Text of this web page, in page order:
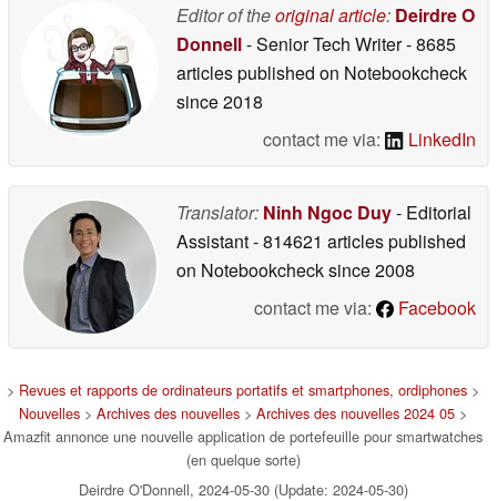
Editor of theoriginal article: Deirdre O
Donnell- Senior Tech Writer- 8685
articles published on Notebookcheck
since 2018
contact me via:
LinkedIn
Translator: Ninh Ngoc Duy- Editorial
Assistant- 814621 articles published
on Notebookchecksince 2008
contact me via:
Facebook
> Revues et rapports de ordinateurs portatifs et smartphones, ordiphones >
Nouvelles > Archives des nouvelles > Archives des nouvelles 2024 05 >
Amazfit annonce une nouvelle application de portefeuille pour smartwatches
(en quelque sorte)
Deirdre O'Donnell, 2024-05-30 (Update: 2024-05-30)